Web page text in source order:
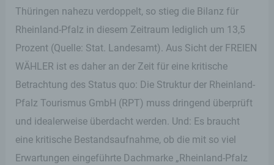
Thüringen nahezu verdoppelt, so stieg die Bilanz für
Rheinland-Pfalz in diesem Zeitraum lediglich um 13,5
Prozent (Quelle: Stat. Landesamt). Aus Sicht der FREIEN
WÄHLER ist es daher an der Zeit für eine kritische
Betrachtung des Status quo: Die Struktur der Rheinland-
Pfalz Tourismus GmbH (RPT) muss dringend überprüft
und idealerweise überdacht werden. Und: Es braucht
eine kritische Bestandsaufnahme, ob die mit so viel
Erwartungen eingeführte Dachmarke „Rheinland-Pfalz